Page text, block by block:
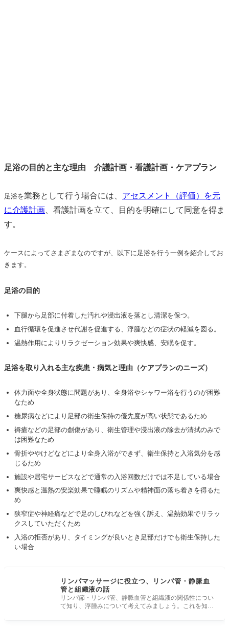
足浴の目的と主な理由 介護計画・看護計画・ケアプラン
足浴を業務として行う場合には、 アセスメント（評価）を元
に介護計画 、看護計画を立て、目的を明確にして同意を得ま
す。
ケースによってさまざまなのですが、以下に足浴を行う一例を紹介してお
きます。
足浴の目的
下腿から足部に付着した汚れや浸出液を落とし清潔を保つ。
血行循環を促進させ代謝を促進する、浮腫などの症状の軽減を図る。
温熱作用によりリラクゼーション効果や爽快感、安眠を促す。
足浴を取り入れる主な疾患・病気と理由（ケアプランのニーズ）
体力面や全身状態に問題があり、全身浴やシャワー浴を行うのが困難
なため
糖尿病などにより足部の衛生保持の優先度が高い状態であるため
褥瘡などの足部の創傷があり、衛生管理や浸出液の除去が清拭のみで
は困難なため
骨折ややけどなどにより全身入浴ができず、衛生保持と入浴気分を感
じるため
施設や居宅サービスなどで通常の入浴回数だけでは不足している場合
爽快感と温熱の安楽効果で睡眠のリズムや精神面の落ち着きを得るた
め
狭窄症や神経痛などで足のしびれなどを強く訴え、温熱効果でリラッ
クスしていただくため
入浴の拒否があり、タイミングが良いとき足部だけでも衛生保持した
い場合
リンパマッサージに役立つ、リンパ管・静脈血
管と組織液の話
リンパ節・リンパ管、静脈血管と組織液の関係性につい
て知り、浮腫みについて考えてみましょう。これを知れ